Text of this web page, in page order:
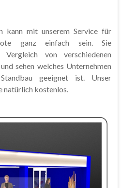
kann mit unserem Service für
ganz einfach sein. Sie
von verschiedenen
sehen welches Unternehmen
geeignet ist. Unser
natürlich kostenlos.